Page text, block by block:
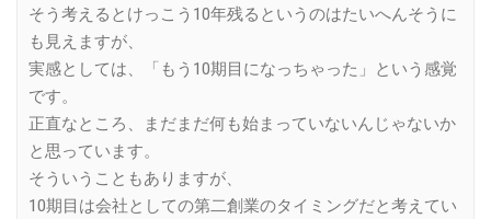
そう考えるとけっこう10年残るというのはたいへんそうに
も見えますが、
実感としては、「もう10期目になっちゃった」という感覚
です。
正直なところ、まだまだ何も始まっていないんじゃないか
と思っています。
そういうこともありますが、
10期目は会社としての第二創業のタイミングだと考えてい